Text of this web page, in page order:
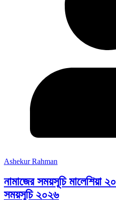
Ashekur Rahman
নামাজের সময়সূচি মালেশিয়া
সময়সূচি ২০২৬